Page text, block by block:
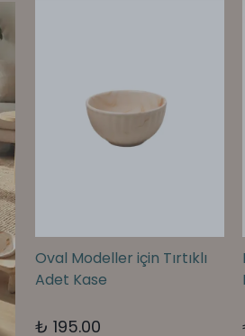
Oval Modeller için Tırtıklı
Adet Kase
₺ 195.00